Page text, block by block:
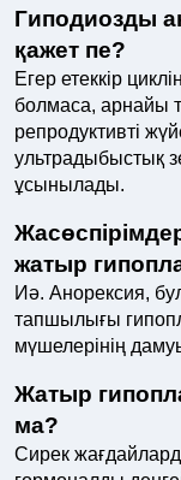
Гиподиозды
қажет пе?
Егер етеккір
болмаса, арнайы
репродуктивті
ультрадыбыстық
ұсынылады.
жатыр
Иә. Анорексия,
тапшылығы
мүшелерінің
Жатыр
ма?
Сирек